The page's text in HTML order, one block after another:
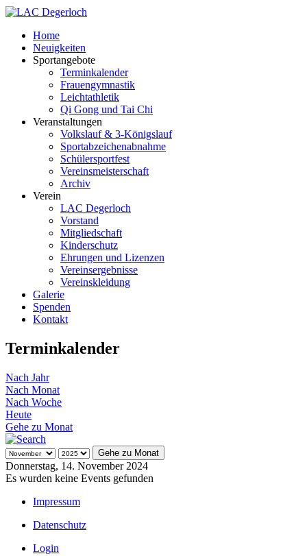
Home
Neuigkeiten
Sportangebote
Terminkalender
Frauengymnastik
Leichtathletik
Qi Gong und Tai Chi
Veranstaltungen
Volkslauf & 3-Königslauf
Sportabzeichenabnahme
Schülersportfest
Vereinsmeisterschaft
Archiv
Verein
LAC Degerloch
Vorstand
Mitgliedschaft
Kinderschutz
Ehrungen und Lizenzen
Vereinsergebnisse
Vereinskleidung
Galerie
Spenden
Kontakt
Terminkalender
Nach Jahr
Nach Monat
Nach Woche
Heute
Gehe zu Monat
Gehe zu Monat
Donnerstag, 14. November 2024
Es wurden keine Events gefunden
Impressum
Datenschutz
Login